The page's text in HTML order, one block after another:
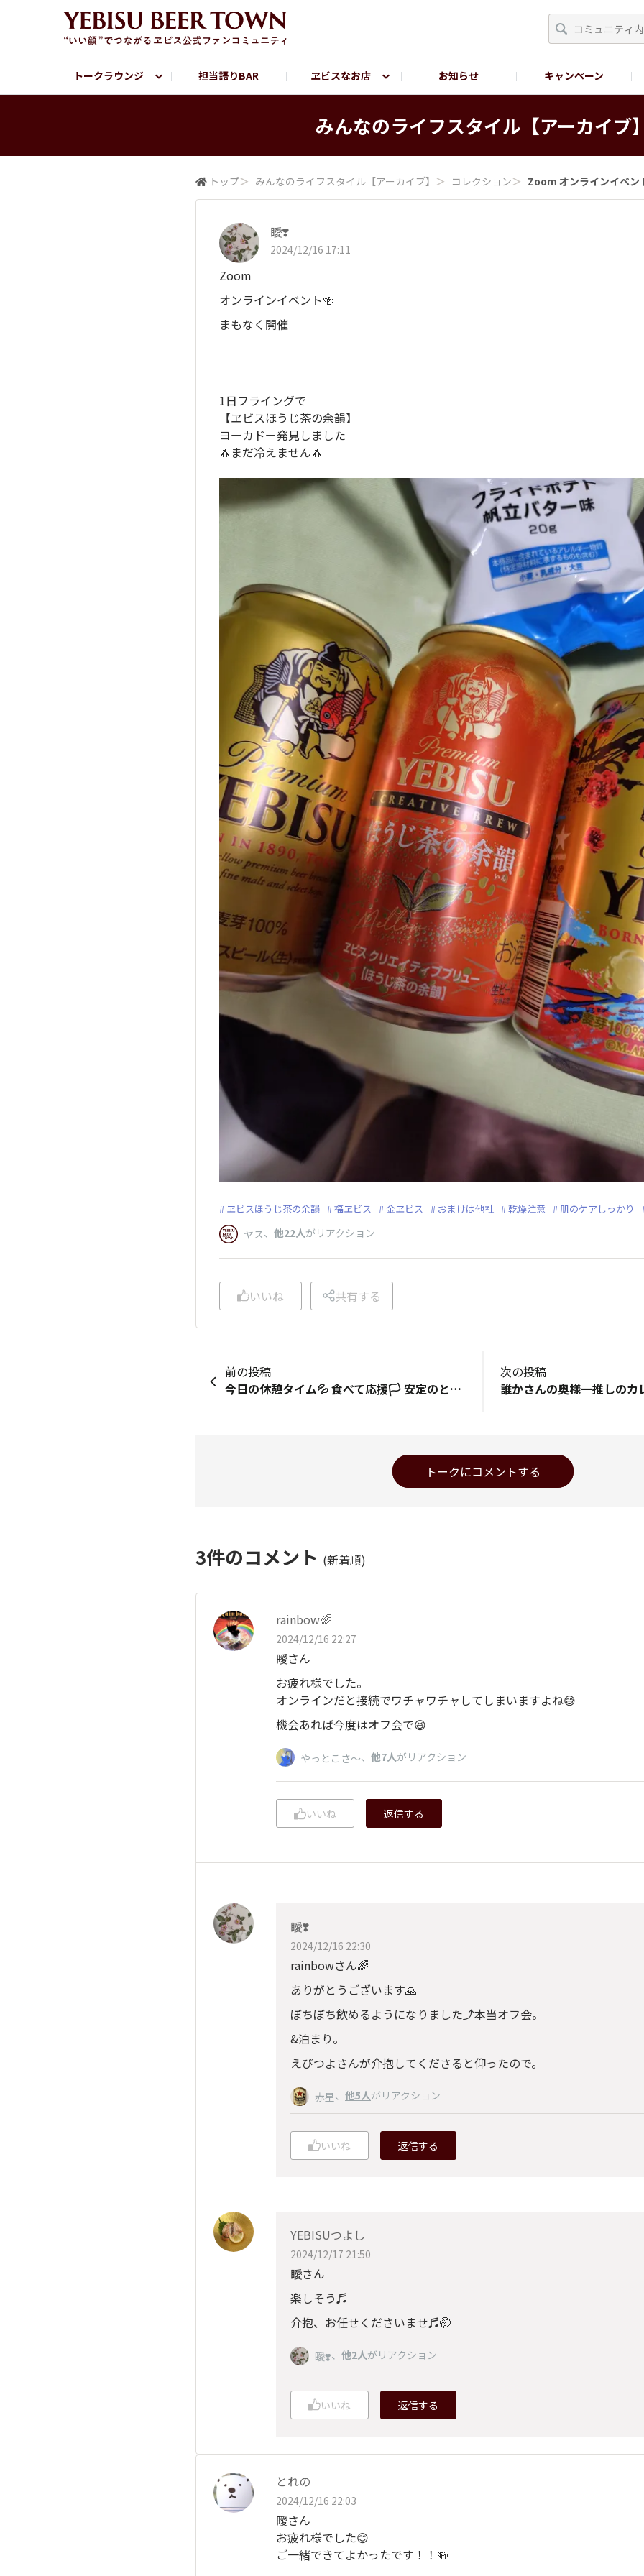
トークラウンジ 担当語りBAR ヱビスなお店 お知らせ キャンペーン
サッポロビール公式Instagram
みんなの​ライフスタイル​【アーカイブ】
トップ＞ みんなの​ライフスタイル​【アーカイブ】 ＞ コレクション＞ Zoom オンラインイベン
瞹❣️
2024/12/16 17:11
Zoom
オンラインイベント🍻
まもなく開催
1日フライングで
【ヱビスほうじ茶の余韻】
ヨーカドー発見しました
🐧まだ冷えません🐧
ヱビスほうじ茶の余韻 福ヱビス 金ヱビス おまけは他社 乾燥注意 肌のケアしっかり
ヤス、 他22人がリアクション
いいね 共有する
前の投稿
今日の休憩タイム💦 食べて応援🏳️ 安定のとり野菜みそでした😋
次の投稿
トークにコメントする
3件のコメント (新着順)
rainbow🌈
2024/12/16 22:27
瞹さん
お疲れ様でした。
オンラインだと接続でワチャワチャしてしまいますよね😅
機会あれば今度はオフ会で😆
やっとこさ～、 他7人がリアクション
いいね 返信する
瞹❣️
2024/12/16 22:30
rainbowさん🌈
ありがとうございます🙏
ぼちぼち飲めるようになりました⤴️本当オフ会。
&泊まり。
えびつよさんが介抱してくださると仰ったので。
赤星、 他5人がリアクション
いいね 返信する
YEBISUつよし
2024/12/17 21:50
瞹さん
楽しそう♬
介抱、お任せくださいませ♬🤭
瞹❣️、 他2人がリアクション
いいね 返信する
とれの
2024/12/16 22:03
瞹さん
お疲れ様でした😊
ご一緒できてよかったです！！🍻